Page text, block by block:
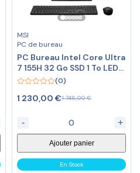
MSI
PC de bureau
PC Bureau Intel Core Ultra
7 155H 32 Go SSD 1 To LED
27″ QHD Wi-Fi 6E
out
(0)
1 746,00€
1 230,00 €
- +
Ajouter panier
En Stock